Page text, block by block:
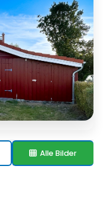
Alle Bilder